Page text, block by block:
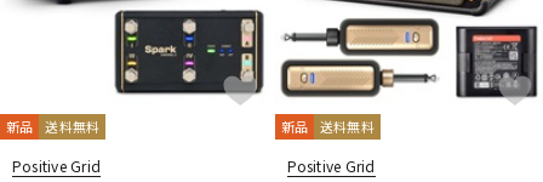
新品 送料無料
Positive Grid
新品 送料無料
Positive Grid